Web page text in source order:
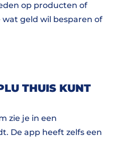
op producten of
geld wil besparen of
THUIS KUNT
zie je in een
De app heeft zelfs een